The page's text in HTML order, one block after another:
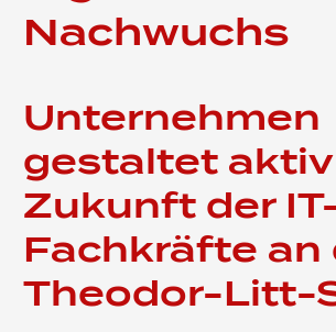
Nachwuchs
Unternehmen
gestaltet aktiv
Zukunft der
Fachkräfte an
Theodor-Litt-